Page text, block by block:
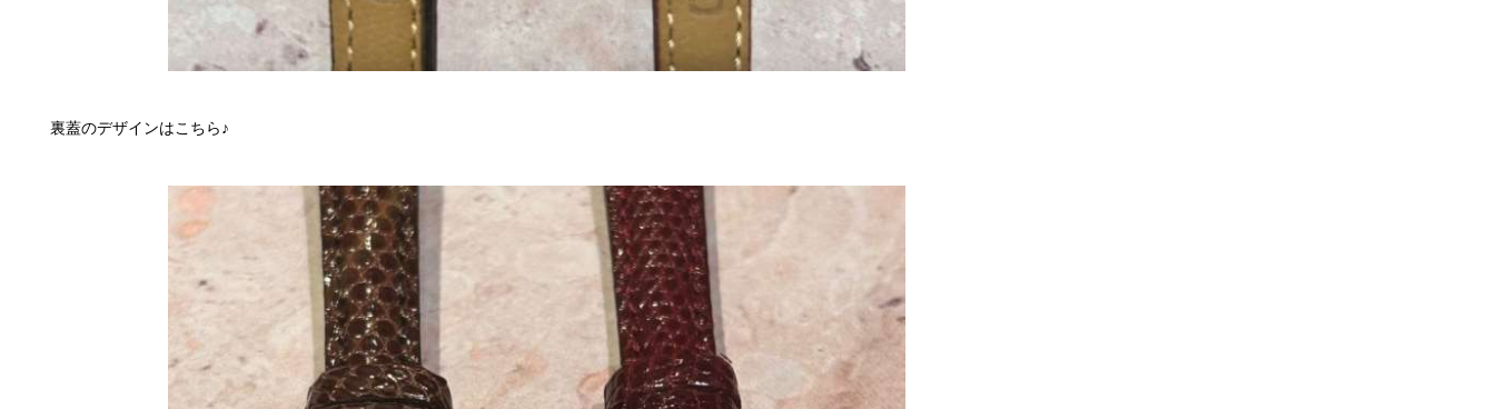
裏蓋のデザインはこちら♪